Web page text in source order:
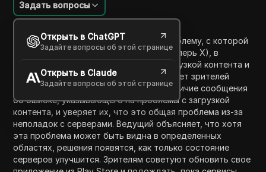
Введение в содержание
Задать вопросы
Открыть в ChatGPT
Задайте вопросы об этой странице
Открыть в Claude
Задайте вопросы об этой странице
В этом видео ведущий обсуждает проблему, с которой
сталкиваются пользователи Twitter (теперь X), в
частности, проблемы, связанные с загрузкой контента и
простоями серверов. Ведущий призывает зрителей
проверить свои аккаунты Twitter на наличие сообщения
об ошибке, указывающего на проблемы с загрузкой
контента, и уверяет их, что это общая проблема из-за
неполадок с серверами. Ведущий объясняет, что хотя
эта проблема может быть видна в определенных
областях, решения появятся, как только состояние
серверов улучшится. Зрителям советуют обновить свое